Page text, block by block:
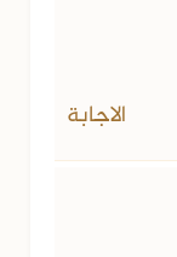
الاجابة